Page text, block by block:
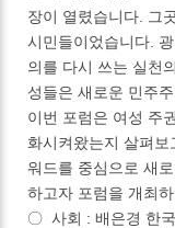
장이 열렸습니다. 그
시민들이었습니다.
의를 다시 쓰는 실천
성들은 새로운 민주
이번 포럼은 여성 주
화시켜왔는지 살펴보
워드를 중심으로 새
하고자 포럼을 개최
〇 사회 : 배은경 한